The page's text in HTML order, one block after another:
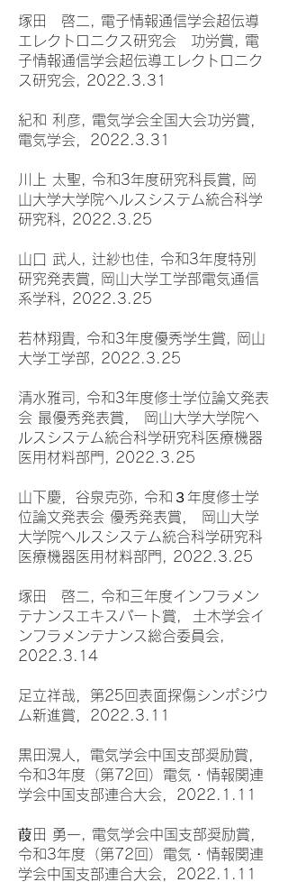
塚田 啓二, 電子情報通信学会超伝導
エレクトロニクス研究会 功労賞, 電
子情報通信学会超伝導エレクトロニク
ス研究会, 2022.3.31
紀和 利彦, 電気学会全国大会功労賞，
電気学会，2022.3.31
川上 太聖, 令和3年度研究科長賞, 岡
山大学大学院ヘルスシステム統合科学
研究科, 2022.3.25
山口 武人, 辻紗也佳, 令和3年度特別
研究発表賞, 岡山大学工学部電気通信
系学科, 2022.3.25
若林翔貴, 令和3年度優秀学生賞, 岡山
大学工学部, 2022.3.25
清水雅司, 令和3年度修士学位論文発表
会 最優秀発表賞， 岡山大学大学院ヘ
ルスシステム統合科学研究科医療機器
医用材料部門, 2022.3.25
山下慶，谷泉克弥, 令和３年度修士学
位論文発表会 優秀発表賞， 岡山大学
大学院ヘルスシステム統合科学研究科
医療機器医用材料部門, 2022.3.25
塚田 啓二, 令和三年度インフラメン
テナンスエキスパート賞, 土木学会イ
ンフラメンテナンス総合委員会,
2022.3.14
足立祥哉，第25回表面探傷シンポジウ
ム新進賞，2022.3.11
黒田滉人，電気学会中国支部奨励賞，
令和3年度（第72回）電気・情報関連
学会中国支部連合大会，2022.1.11
葭田 勇一, 電気学会中国支部奨励賞，
令和3年度（第72回）電気・情報関連
学会中国支部連合大会，2022.1.11